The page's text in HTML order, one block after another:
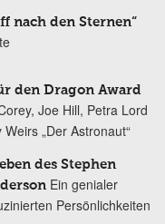
nach den Sternen“
den Dragon Award
Joe Hill, Petra Lord
„Der Astronaut“
des Stephen
Ein genialer
Persönlichkeiten